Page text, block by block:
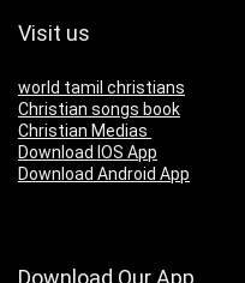
Visit us
world tamil christians
Christian songs book
Christian Medias
Download IOS App
Download Android App
Download Our App